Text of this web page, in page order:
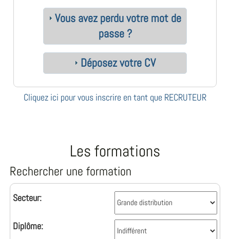
Vous avez perdu votre mot de
passe ?
Déposez votre CV
Cliquez ici pour vous inscrire en tant que RECRUTEUR
Les formations
Rechercher une formation
Secteur:
Diplôme: